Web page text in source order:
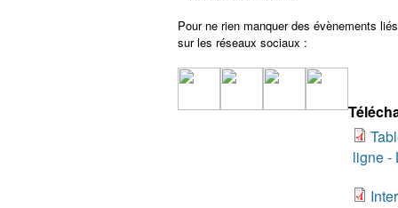
Pour ne rien manquer des évènements
sur les réseaux sociaux :
ligne -